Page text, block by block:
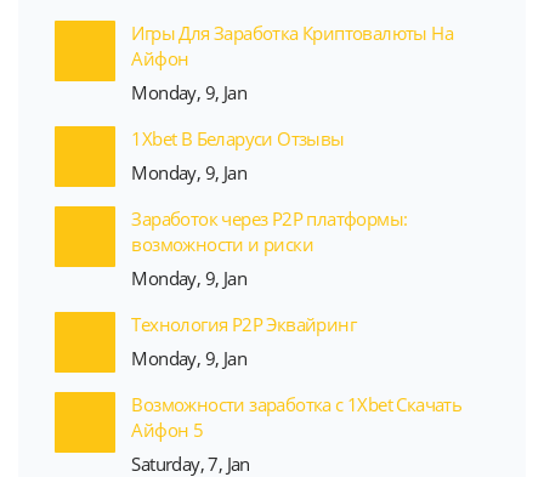
Игры Для Заработка Криптовалюты На
Айфон
Monday, 9, Jan
1Xbet В Беларуси Отзывы
Monday, 9, Jan
Заработок через P2P платформы:
возможности и риски
Monday, 9, Jan
Технология P2P Эквайринг
Monday, 9, Jan
Возможности заработка с 1Xbet Скачать
Айфон 5
Saturday, 7, Jan